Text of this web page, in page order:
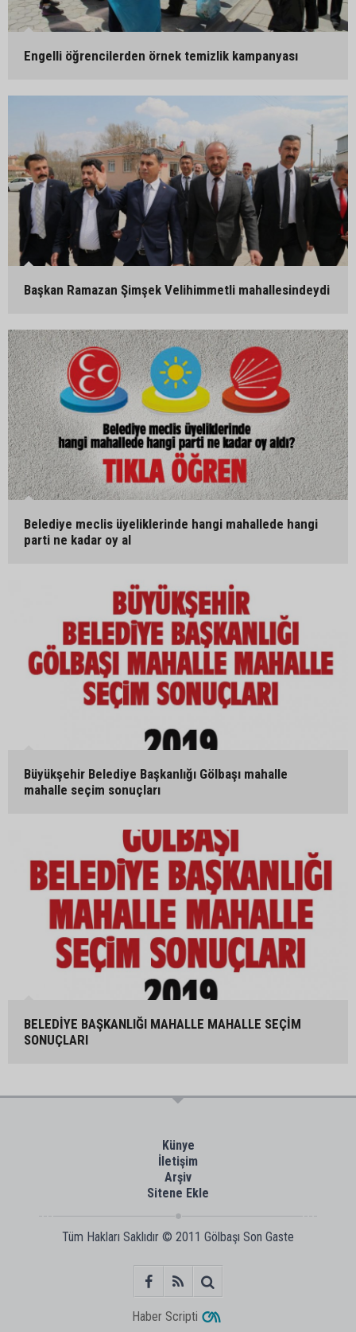
Engelli öğrencilerden örnek temizlik kampanyası
Başkan Ramazan Şimşek Velihimmetli mahallesindeydi
Belediye meclis üyeliklerinde hangi mahallede hangi
parti ne kadar oy al
Büyükşehir Belediye Başkanlığı Gölbaşı mahalle
mahalle seçim sonuçları
BELEDİYE BAŞKANLIĞI MAHALLE MAHALLE SEÇİM
SONUÇLARI
Künye
İletişim
Arşiv
Sitene Ekle
Tüm Hakları Saklıdır © 2011 Gölbaşı Son Gaste
Haber Scripti